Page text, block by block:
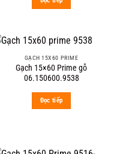
GẠCH 15X60 PRIME
Gạch 15×60 Prime gỗ
06.150600.9538
Đọc tiếp